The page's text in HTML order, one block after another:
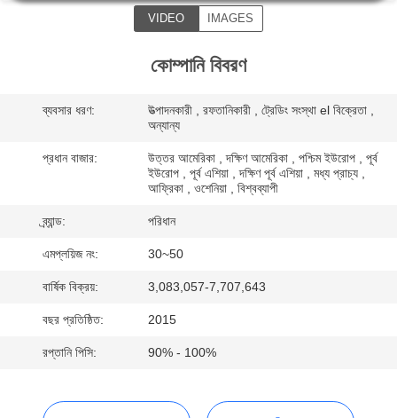
নিয়ন্ত্রণ
উদ্ধৃতির
আবেদন
PRIVACY
VIDEO IMAGES
কোম্পানি বিবরণ
ব্যবসার ধরণ:
উত্পাদনকারী , রফতানিকারী , ট্রেডিং সংস্থা el বিক্রেতা ,
অন্যান্য
প্রধান বাজার:
উত্তর আমেরিকা , দক্ষিণ আমেরিকা , পশ্চিম ইউরোপ , পূর্ব
ইউরোপ , পূর্ব এশিয়া , দক্ষিণ পূর্ব এশিয়া , মধ্য প্রাচ্য ,
আফ্রিকা , ওশেনিয়া , বিশ্বব্যাপী
ব্র্যান্ড: পরিধান
এমপ্লয়িজ নং: 30~50
বার্ষিক বিক্রয়: 3,083,057-7,707,643
বছর প্রতিষ্ঠিত: 2015
রপ্তানি পিসি: 90% - 100%